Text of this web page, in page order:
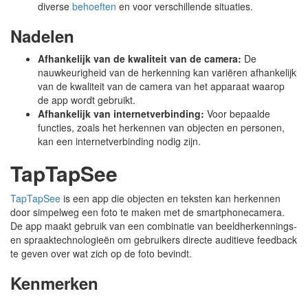
diverse behoeften en voor verschillende situaties.
Nadelen
Afhankelijk van de kwaliteit van de camera: De
nauwkeurigheid van de herkenning kan variëren afhankelijk
van de kwaliteit van de camera van het apparaat waarop
de app wordt gebruikt.
Afhankelijk van internetverbinding: Voor bepaalde
functies, zoals het herkennen van objecten en personen,
kan een internetverbinding nodig zijn.
TapTapSee
TapTapSee is een app die objecten en teksten kan herkennen
door simpelweg een foto te maken met de smartphonecamera.
De app maakt gebruik van een combinatie van beeldherkennings-
en spraaktechnologieën om gebruikers directe auditieve feedback
te geven over wat zich op de foto bevindt.
Kenmerken